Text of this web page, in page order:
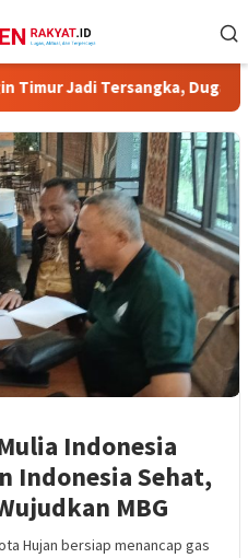
Jadi Tersangka, Dugaan
Indonesia
Indonesia Sehat,
MBG
Hujan bersiap menancap gas